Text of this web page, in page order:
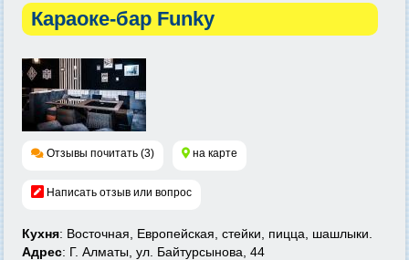
Караоке-бар Funky
Отзывы почитать (3) на карте
Написать отзыв или вопрос
Кухня: Восточная, Европейская, стейки, пицца, шашлыки.
Адрес: Г. Алматы, ул. Байтурсынова, 44